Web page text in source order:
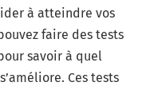
à atteindre vos
faire des tests
savoir à quel
Ces tests